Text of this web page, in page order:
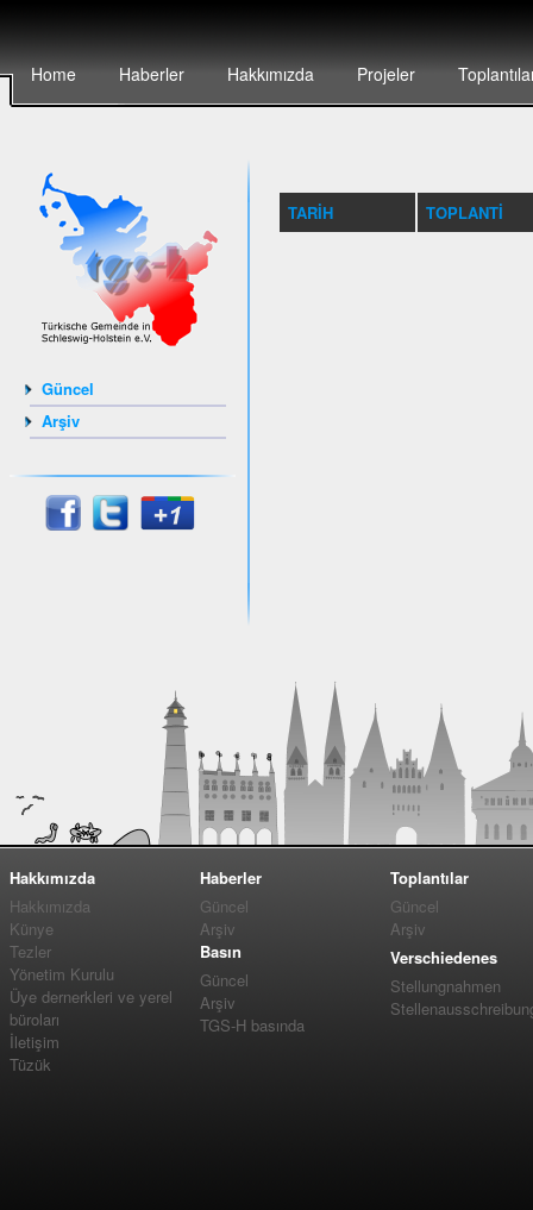
Home Haberler Hakkımızda Projeler
Güncel
Arşiv
TARIH TOPLANTI
Hakkımızda
Hakkımızda
Künye
Tezler
Yönetim Kurulu
Üye dernerkleri ve yerel
büroları
İletişim
Tüzük
Haberler
Güncel
Arşiv
Basın
Güncel
Arşiv
TGS-H basında
Toplantılar
Güncel
Arşiv
Verschiedenes
Stellungnahmen